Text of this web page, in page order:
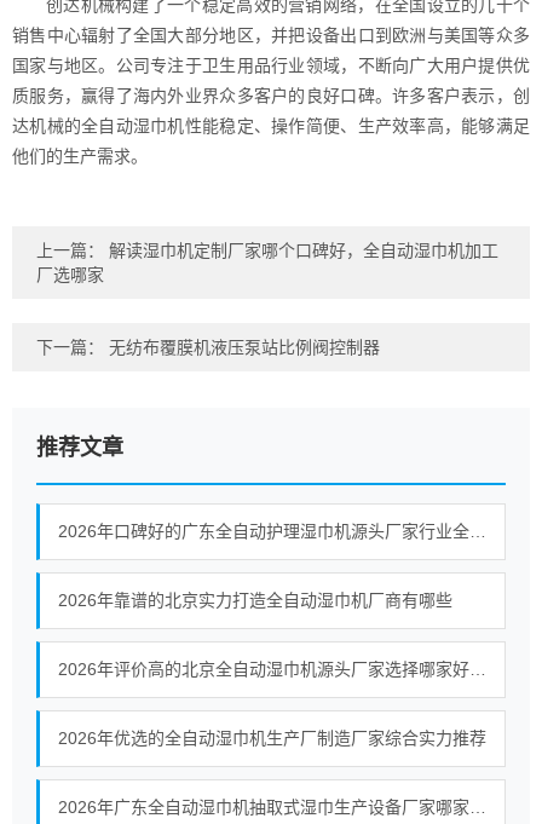
创达机械构建了一个稳定高效的营销网络，在全国设立的几十个
销售中心辐射了全国大部分地区，并把设备出口到欧洲与美国等众多
国家与地区。公司专注于卫生用品行业领域，不断向广大用户提供优
质服务，赢得了海内外业界众多客户的良好口碑。许多客户表示，创
达机械的全自动湿巾机性能稳定、操作简便、生产效率高，能够满足
他们的生产需求。
上一篇： 解读湿巾机定制厂家哪个口碑好，全自动湿巾机加工
厂选哪家
下一篇： 无纺布覆膜机液压泵站比例阀控制器
推荐文章
2026年靠谱的北京实力打造全自动湿巾机厂商有哪些
2026年优选的全自动湿巾机生产厂制造厂家综合实力推荐